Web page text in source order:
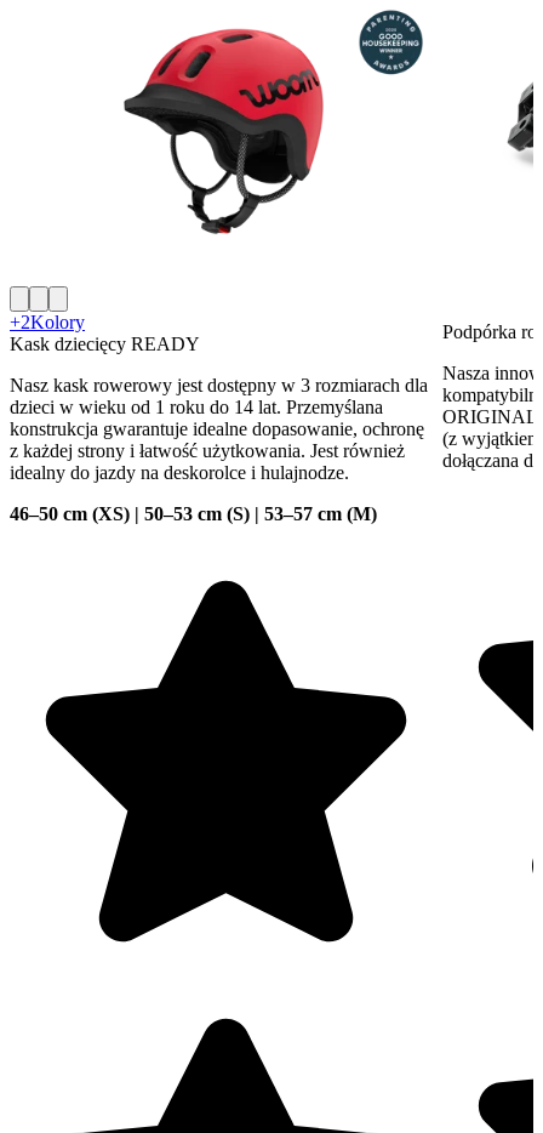
+2Kolory
Kask dziecięcy READY
Nasz kask rowerowy jest dostępny w 3 rozmiarach dla
dzieci w wieku od 1 roku do 14 lat. Przemyślana
konstrukcja gwarantuje idealne dopasowanie, ochronę
z każdej strony i łatwość użytkowania. Jest również
idealny do jazdy na deskorolce i hulajnodze.
46–50 cm (XS) | 50–53 cm (S) | 53–57 cm (M)
Podpórka
Nasza
(z
dołączana